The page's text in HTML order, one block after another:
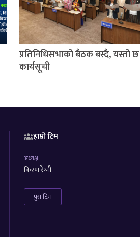
प्रतिनिधिसभाको बैठक बस्दै, यस्तो छ
कार्यसूची
हाम्रो टिम
अध्यक्ष
किरण रेग्मी
पुरा टिम